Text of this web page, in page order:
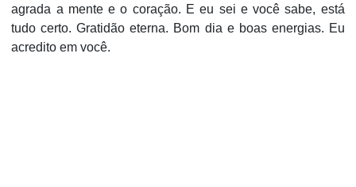
agrada a mente e o coração. E eu sei e você sabe, está
tudo certo. Gratidão eterna. Bom dia e boas energias. Eu
acredito em você.